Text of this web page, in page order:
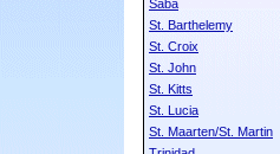
Saba
St. Barthelemy
St. Croix
St. John
St. Kitts
St. Lucia
St. Maarten/St. Martin